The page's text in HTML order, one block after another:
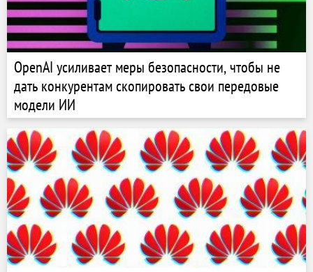
OpenAI усиливает меры безопасности, чтобы не
дать конкурентам скопировать свои передовые
модели ИИ